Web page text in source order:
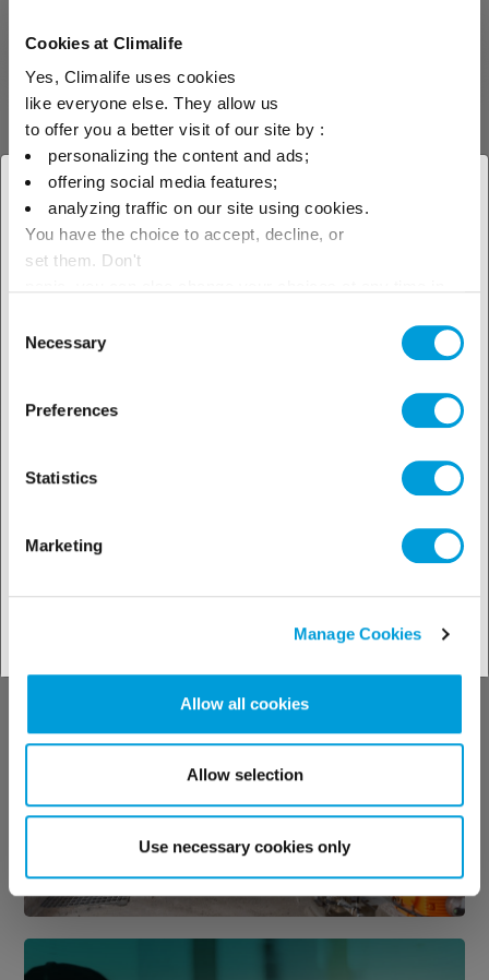
Cookies at Climalife
Yes, Climalife uses cookies
like everyone else. They allow us
to offer you a better visit of our site by :
personalizing the content and ads;
offering social media features;
analyzing traffic on our site using cookies.
You have the choice to accept, decline, or
set them. Don't
Selection
Necessary
Preferences
Statistics
Marketing
Manage Cookies
Allow all cookies
Allow selection
Use necessary cookies only
× Закрыть
Выберите свое
чтобы узнать о наших
Анализы Масла
Acitest Unipro WW
Разработанный компанией
Climalife Acitest Unipro WW
Наши решения
по отраслям
промышленности